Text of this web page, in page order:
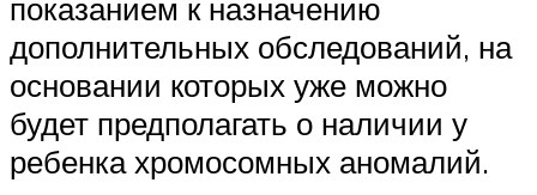
показанием к назначению
дополнительных обследований, на
основании которых уже можно
будет предполагать о наличии у
ребенка хромосомных аномалий.